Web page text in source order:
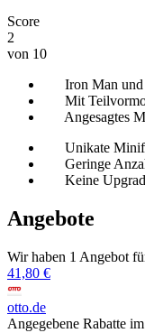
Score
2
von 10
Iron Man
Mit
Angesagtes
Unikate
Geringe
Keine
Angebote
Wir haben 1 Angebot
41,80 €
otto.de
Angegebene Rabatte